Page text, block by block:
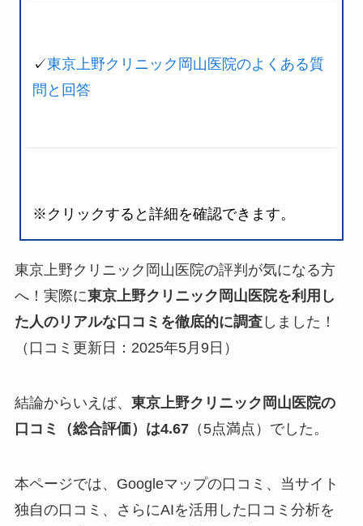
✓東京上野クリニック岡山医院のよくある質
問と回答
※クリックすると詳細を確認できます。
東京上野クリニック岡山医院の評判が気になる方
へ！実際に東京上野クリニック岡山医院を利用し
た人のリアルな口コミを徹底的に調査しました！
（口コミ更新日：2025年5月9日）
結論からいえば、 東京上野クリニック岡山医院の
口コミ（総合評価）は4.67（5点満点）でした。
本ページでは、Googleマップの口コミ、当サイト
独自の口コミ、さらにAIを活用した口コミ分析を